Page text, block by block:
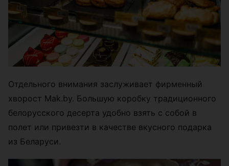
Отдельного внимания заслуживает фирменный
хворост Mak.by. Большую коробку традиционного
белорусского десерта удобно взять с собой в
полет или привезти в качестве вкусного подарка
из Беларуси.